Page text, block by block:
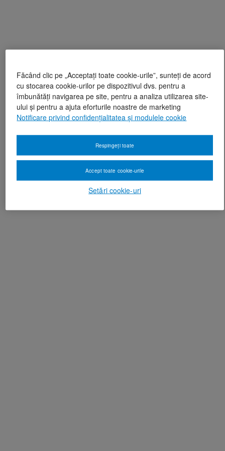
Făcând clic pe „Acceptați toate cookie-urile”, sunteți de acord
cu stocarea cookie-urilor pe dispozitivul dvs. pentru a
îmbunătăți navigarea pe site, pentru a analiza utilizarea site-
ului și pentru a ajuta eforturile noastre de marketing
Notificare privind confidențialitatea și modulele cookie
Setări cookie-uri
Respingeți toate
Accept toate cookie-urile